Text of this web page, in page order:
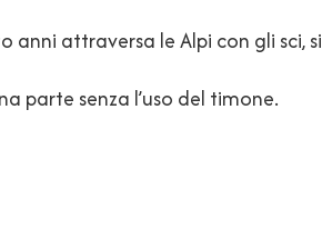
anni attraversa le Alpi con gli sci, si
parte senza l’uso del timone.